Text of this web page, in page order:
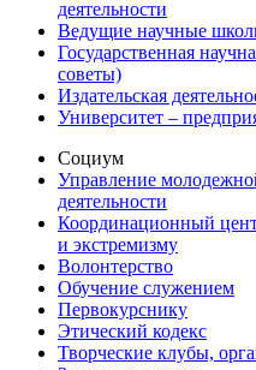
деятельности
Ведущие научные
Государственная
советы)
Издательская
Университет –
Социум
Управление
деятельности
Координационный
и экстремизму
Волонтерство
Обучение служением
Первокурснику
Этический кодекс
Творческие клубы,